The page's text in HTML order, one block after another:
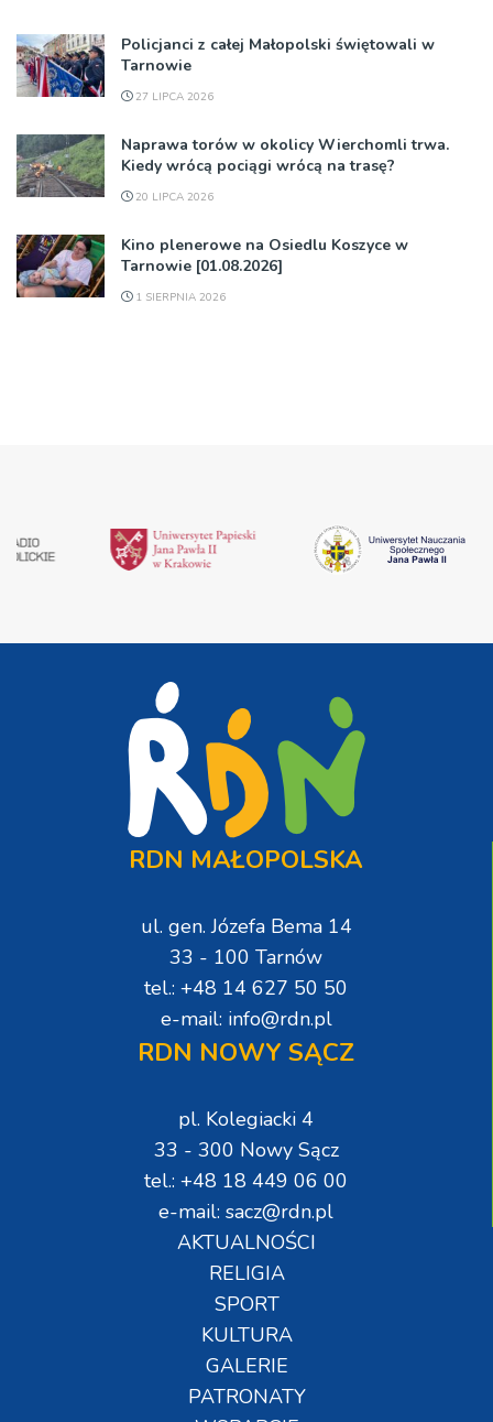
Policjanci z całej Małopolski świętowali w
Tarnowie
27 LIPCA 2026
Naprawa torów w okolicy Wierchomli trwa.
Kiedy wrócą pociągi wrócą na trasę?
20 LIPCA 2026
Kino plenerowe na Osiedlu Koszyce w
Tarnowie [01.08.2026]
1 SIERPNIA 2026
RDN MAŁOPOLSKA
ul. gen. Józefa Bema 14
33 - 100 Tarnów
tel.: +48 14 627 50 50
e-mail: info@rdn.pl
RDN NOWY SĄCZ
pl. Kolegiacki 4
33 - 300 Nowy Sącz
tel.: +48 18 449 06 00
e-mail: sacz@rdn.pl
AKTUALNOŚCI
RELIGIA
SPORT
KULTURA
GALERIE
PATRONATY